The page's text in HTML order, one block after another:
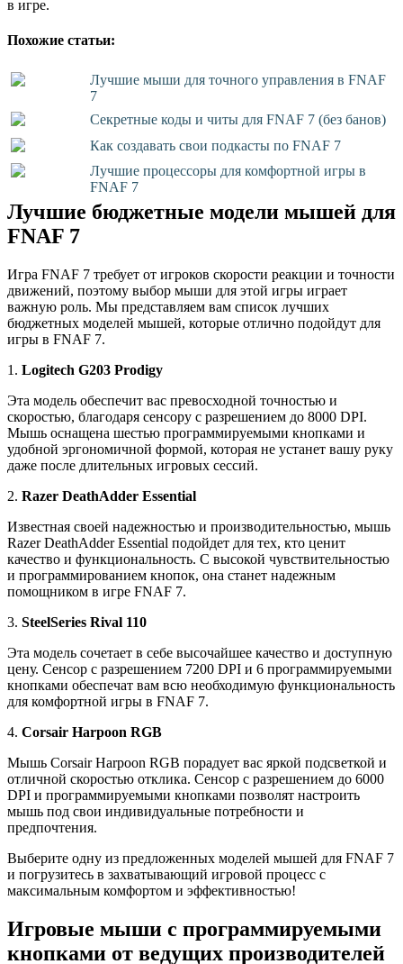
в игре.
Похожие статьи:
Лучшие мыши для точного управления в FNAF
7
Секретные коды и читы для FNAF 7 (без банов)
Как создавать свои подкасты по FNAF 7
Лучшие процессоры для комфортной игры в
FNAF 7
Лучшие бюджетные модели мышей для
FNAF 7
Игра FNAF 7 требует от игроков скорости реакции и точности
движений, поэтому выбор мыши для этой игры играет
важную роль. Мы представляем вам список лучших
бюджетных моделей мышей, которые отлично подойдут для
игры в FNAF 7.
1. Logitech G203 Prodigy
Эта модель обеспечит вас превосходной точностью и
скоростью, благодаря сенсору с разрешением до 8000 DPI.
Мышь оснащена шестью программируемыми кнопками и
удобной эргономичной формой, которая не устанет вашу руку
даже после длительных игровых сессий.
2. Razer DeathAdder Essential
Известная своей надежностью и производительностью, мышь
Razer DeathAdder Essential подойдет для тех, кто ценит
качество и функциональность. С высокой чувствительностью
и программированием кнопок, она станет надежным
помощником в игре FNAF 7.
3. SteelSeries Rival 110
Эта модель сочетает в себе высочайшее качество и доступную
цену. Сенсор с разрешением 7200 DPI и 6 программируемыми
кнопками обеспечат вам всю необходимую функциональность
для комфортной игры в FNAF 7.
4. Corsair Harpoon RGB
Мышь Corsair Harpoon RGB порадует вас яркой подсветкой и
отличной скоростью отклика. Сенсор с разрешением до 6000
DPI и программируемыми кнопками позволят настроить
мышь под свои индивидуальные потребности и
предпочтения.
Выберите одну из предложенных моделей мышей для FNAF 7
и погрузитесь в захватывающий игровой процесс с
максимальным комфортом и эффективностью!
Игровые мыши с программируемыми
кнопками от ведущих производителей